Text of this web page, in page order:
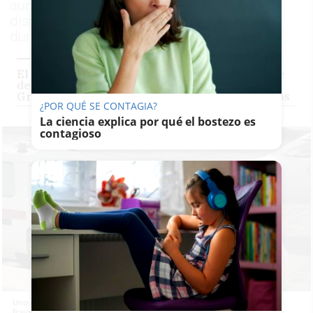
aunque las autoridades sanitarias han
dispuesto que permanezcan hospitalizadas
durante un mínimo de 15 días
El fuerte viento hace que el barco con el brote
de hantavirus atraque en el puerto de
Granadilla para evacuar a los últimos pasajeros
Uno de los contagiados por hantavirsiendo transportado a Países
¿POR QUÉ SE CONTAGIA?
La ciencia explica por qué el bostezo es
contagioso